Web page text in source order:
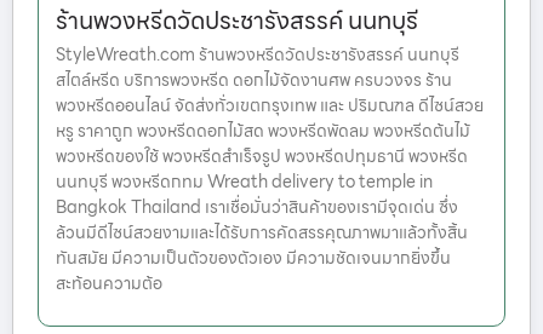
ร้านพวงหรีดวัดประชารังสรรค์ นนทบุรี
StyleWreath.com ร้านพวงหรีดวัดประชารังสรรค์ นนทบุรี
สไตล์หรีด บริการพวงหรีด ดอกไม้จัดงานศพ ครบวงจร ร้าน
พวงหรีดออนไลน์ จัดส่งทั่วเขตกรุงเทพ และ ปริมณฑล ดีไซน์สวย
หรู ราคาถูก พวงหรีดดอกไม้สด พวงหรีดพัดลม พวงหรีดต้นไม้
พวงหรีดของใช้ พวงหรีดสำเร็จรูป พวงหรีดปทุมธานี พวงหรีด
นนทบุรี พวงหรีดกทม Wreath delivery to temple in
Bangkok Thailand เราเชื่อมั่นว่าสินค้าของเรามีจุดเด่น ซึ่ง
ล้วนมีดีไซน์สวยงามและได้รับการคัดสรรคุณภาพมาแล้วทั้งสิ้น
ทันสมัย มีความเป็นตัวของตัวเอง มีความชัดเจนมากยิ่งขึ้น
สะท้อนความต้อ